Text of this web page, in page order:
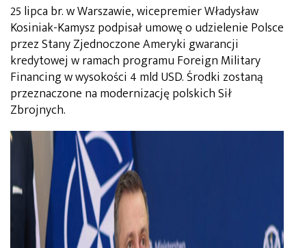
25 lipca br. w Warszawie, wicepremier Władysław
Kosiniak-Kamysz podpisał umowę o udzielenie Polsce
przez Stany Zjednoczone Ameryki gwarancji
kredytowej w ramach programu Foreign Military
Financing w wysokości 4 mld USD. Środki zostaną
przeznaczone na modernizację polskich Sił
Zbrojnych.